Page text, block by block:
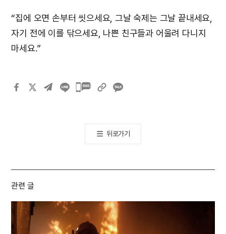
“집에 오면 손부터 씻으세요, 그날 숙제는 그날 끝내세요,
자기 전에 이를 닦으세요, 나쁜 친구들과 어울려 다니지
마세요.”
카카오톡
뒤로가기
관련 글